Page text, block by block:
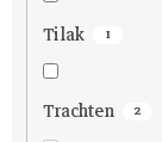
Tilak 1
Trachten 2